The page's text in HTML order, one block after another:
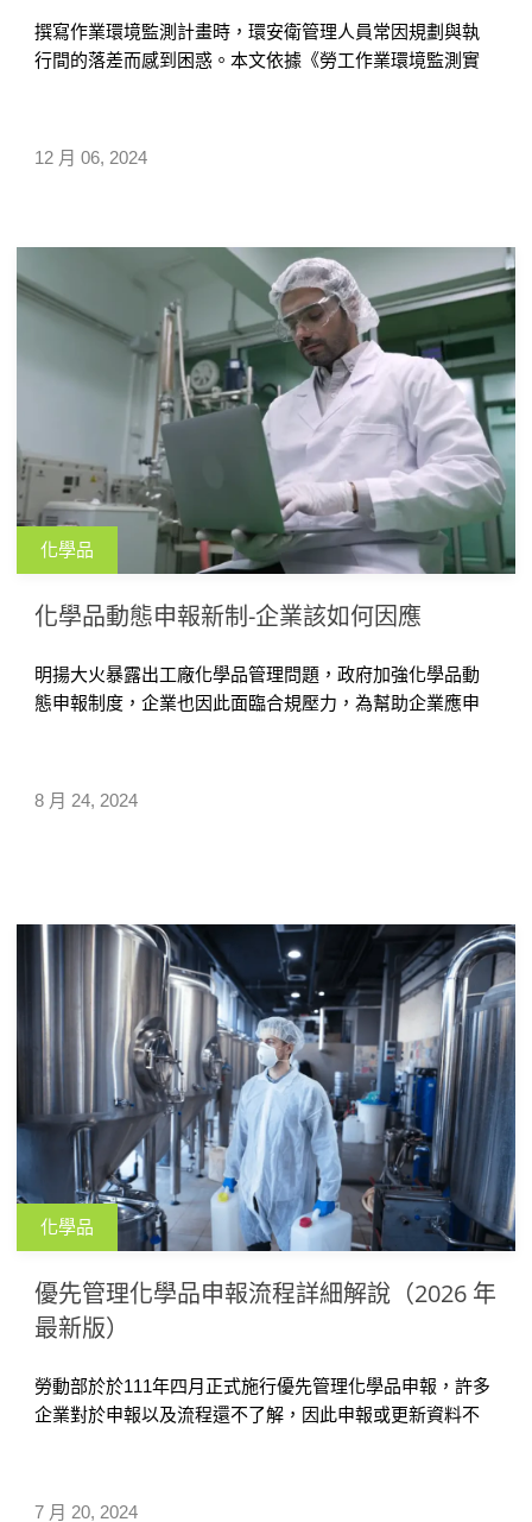
12 月 06, 2024
撰寫作業環境監測計畫時，環安衛管理人員常因規劃與執
行間的落差而感到困惑。本文依據《勞工作業環境監測實
簡化流程，確保計畫符合法規且具實務效益。
化學品
化學品動態申報新制-企業該如何因應
8 月 24, 2024
明揚大火暴露出工廠化學品管理問題，政府加強化學品動
態申報制度，企業也因此面臨合規壓力，為幫助企業應申
等措施，並細項說明執行重點。
化學品
優先管理化學品申報流程詳細解說（2026 年
最新版）
7 月 20, 2024
勞動部於於111年四月正式施行優先管理化學品申報，許多
企業對於申報以及流程還不了解，因此申報或更新資料不
紹、適用對象、適用範圍（哪些化學品須申報）、申報期